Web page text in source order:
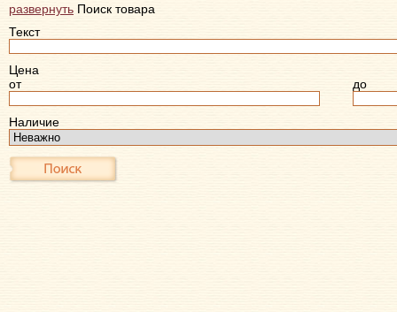
развернуть Поиск товара
Текст
Цена
от
до
Наличие